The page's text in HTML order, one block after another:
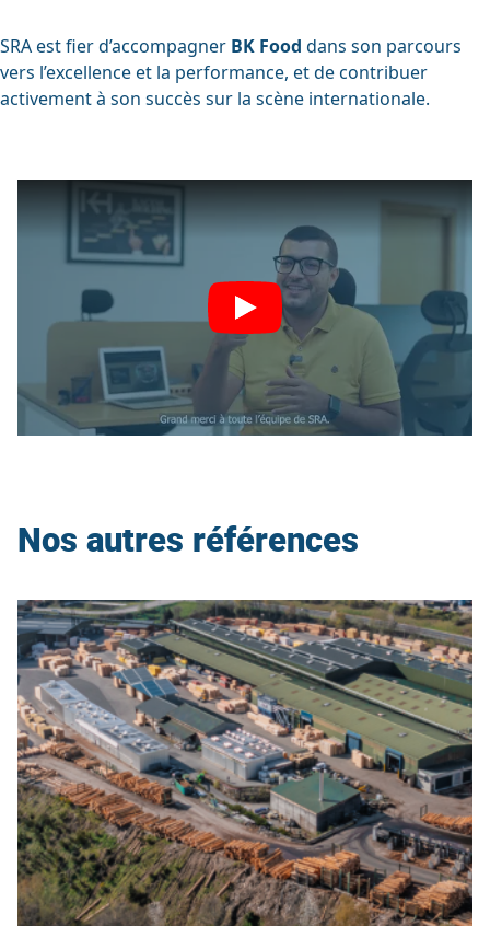
SRA est fier d’accompagner BK Food dans son parcours
vers l’excellence et la performance, et de contribuer
activement à son succès sur la scène internationale.
Nos autres références